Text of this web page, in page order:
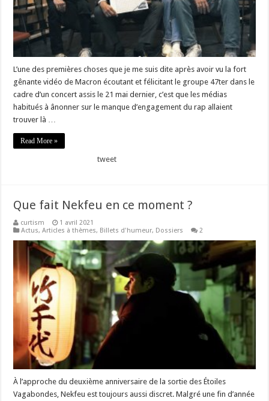
L’une des premières choses que je me suis dite après avoir vu la fort
gênante vidéo de Macron écoutant et félicitant le groupe 47ter dans le
cadre d’un concert assis le 21 mai dernier, c’est que les médias
habitués à ânonner sur le manque d’engagement du rap allaient
trouver là …
Read More »
tweet
Que fait Nekfeu en ce moment ?
curtism
1 avril 2021
Actus,Articles à thèmes, Billets d'humeur, Dossiers 2
À l’approche du deuxième anniversaire de la sortie des Étoiles
Vagabondes, Nekfeu est toujours aussi discret. Malgré une fin d’année